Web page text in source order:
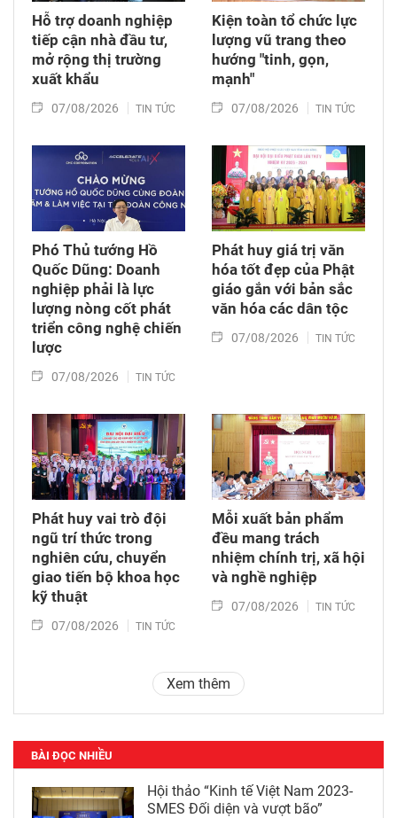
Hỗ trợ doanh nghiệp
tiếp cận nhà đầu tư,
mở rộng thị trường
xuất khẩu
07/08/2026 TIN TỨC
Kiện toàn tổ chức lực
lượng vũ trang theo
hướng "tinh, gọn,
mạnh"
07/08/2026 TIN TỨC
Phó Thủ tướng Hồ
Quốc Dũng: Doanh
nghiệp phải là lực
lượng nòng cốt phát
triển công nghệ chiến
lược
07/08/2026 TIN TỨC
Phát huy giá trị văn
hóa tốt đẹp của Phật
giáo gắn với bản sắc
văn hóa các dân tộc
07/08/2026 TIN TỨC
Phát huy vai trò đội
ngũ trí thức trong
nghiên cứu, chuyển
giao tiến bộ khoa học
kỹ thuật
07/08/2026 TIN TỨC
Mỗi xuất bản phẩm
đều mang trách
nhiệm chính trị, xã hội
và nghề nghiệp
07/08/2026 TIN TỨC
Xem thêm
BÀI ĐỌC NHIỀU
Hội thảo “Kinh tế Việt Nam 2023-
SMES Đối diện và vượt bão”